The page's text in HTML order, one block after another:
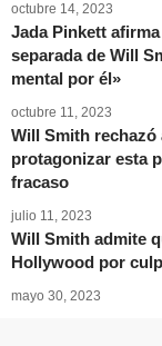
octubre 14, 2023
Jada Pinkett
separada de Will
mental por él»
octubre 11, 2023
Will Smith rechazó
protagonizar esta
fracaso
julio 11, 2023
Will Smith admite
Hollywood por
mayo 30, 2023